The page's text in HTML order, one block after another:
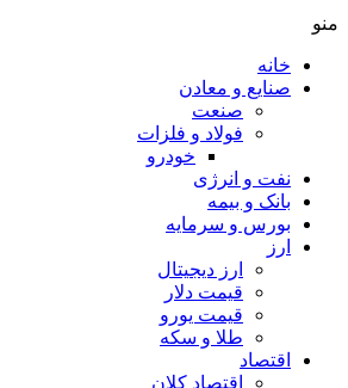
خانه
صنایع و معادن
صنعت
فولاد و فلزات
خودرو
نفت و انرژی
بانک و بیمه
بورس و سرمایه
ارز دیجیتال
قیمت دلار
قیمت یورو
طلا و سکه
اقتصاد
اقتصاد کلان